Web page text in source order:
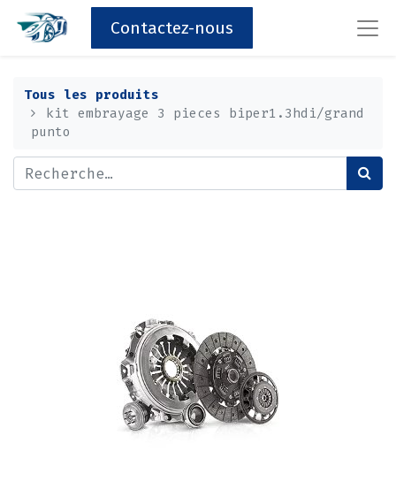
Contactez-nous
Tous les produits
kit embrayage 3 pieces biper1.3hdi/grand
punto